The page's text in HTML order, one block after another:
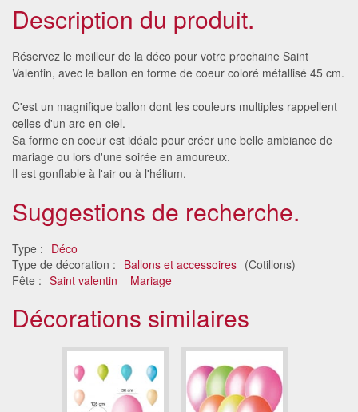
Description du produit.
Réservez le meilleur de la déco pour votre prochaine Saint
Valentin, avec le ballon en forme de coeur coloré métallisé 45 cm.
C'est un magnifique ballon dont les couleurs multiples rappellent
celles d'un arc-en-ciel.
Sa forme en coeur est idéale pour créer une belle ambiance de
mariage ou lors d'une soirée en amoureux.
Il est gonflable à l'air ou à l'hélium.
Suggestions de recherche.
Type : Déco
Type de décoration : Ballons et accessoires (Cotillons)
Fête : Saint valentin Mariage
Décorations similaires